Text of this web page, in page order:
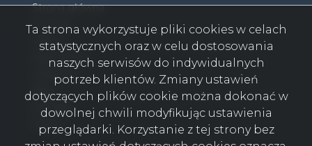
Strona główna
O firmie
Oferty
Zgłoszenia
Ulubione
Blog
Kontakt
Rodo
Ta strona wykorzystuje pliki cookies w celach
statystycznych oraz w celu dostosowania
naszych serwisów do indywidualnych
potrzeb klientów. Zmiany ustawień
dotyczących plików cookie można dokonać w
dowolnej chwili modyfikując ustawienia
przeglądarki. Korzystanie z tej strony bez